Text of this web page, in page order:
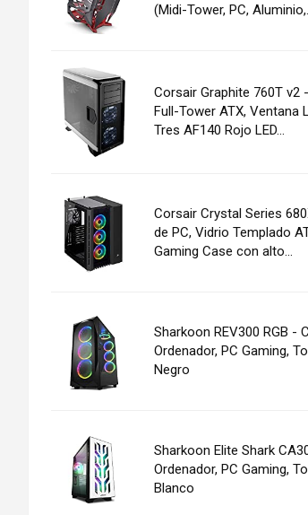
(Midi-Tower, PC,
Corsair Graphite 760T v2
Full-Tower ATX, Ventana
Tres AF140 Rojo LED...
Corsair Crystal Series
de PC, Vidrio Templado
Gaming Case con alto...
Sharkoon REV300 RGB -
Ordenador, PC Gaming,
Negro
Sharkoon Elite Shark
Ordenador, PC Gaming,
Blanco